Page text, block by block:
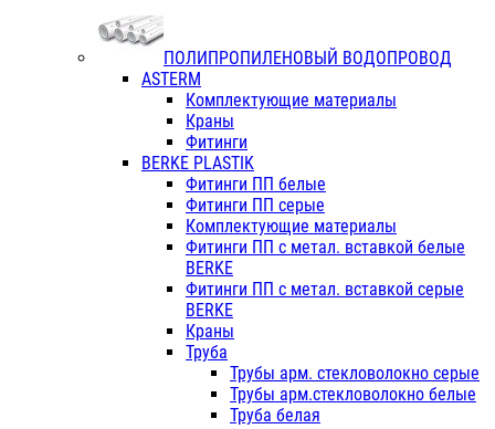
ПОЛИПРОПИЛЕНОВЫЙ ВОДОПРОВОД
ASTERM
Комплектующие материалы
Краны
Фитинги
BERKE PLASTIK
Фитинги ПП белые
Фитинги ПП серые
Комплектующие материалы
Фитинги ПП с метал. вставкой белые
BERKE
Фитинги ПП с метал. вставкой серые
BERKE
Краны
Труба
Трубы арм. стекловолокно серые
Трубы арм.стекловолокно белые
Труба белая